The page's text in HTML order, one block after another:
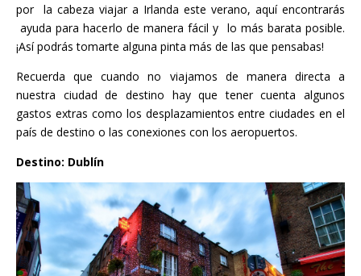
por la cabeza viajar a Irlanda este verano, aquí encontrarás
ayuda para hacerlo de manera fácil y lo más barata posible.
¡Así podrás tomarte alguna pinta más de las que pensabas!
Recuerda que cuando no viajamos de manera directa a
nuestra ciudad de destino hay que tener cuenta algunos
gastos extras como los desplazamientos entre ciudades en el
país de destino o las conexiones con los aeropuertos.
Destino: Dublín